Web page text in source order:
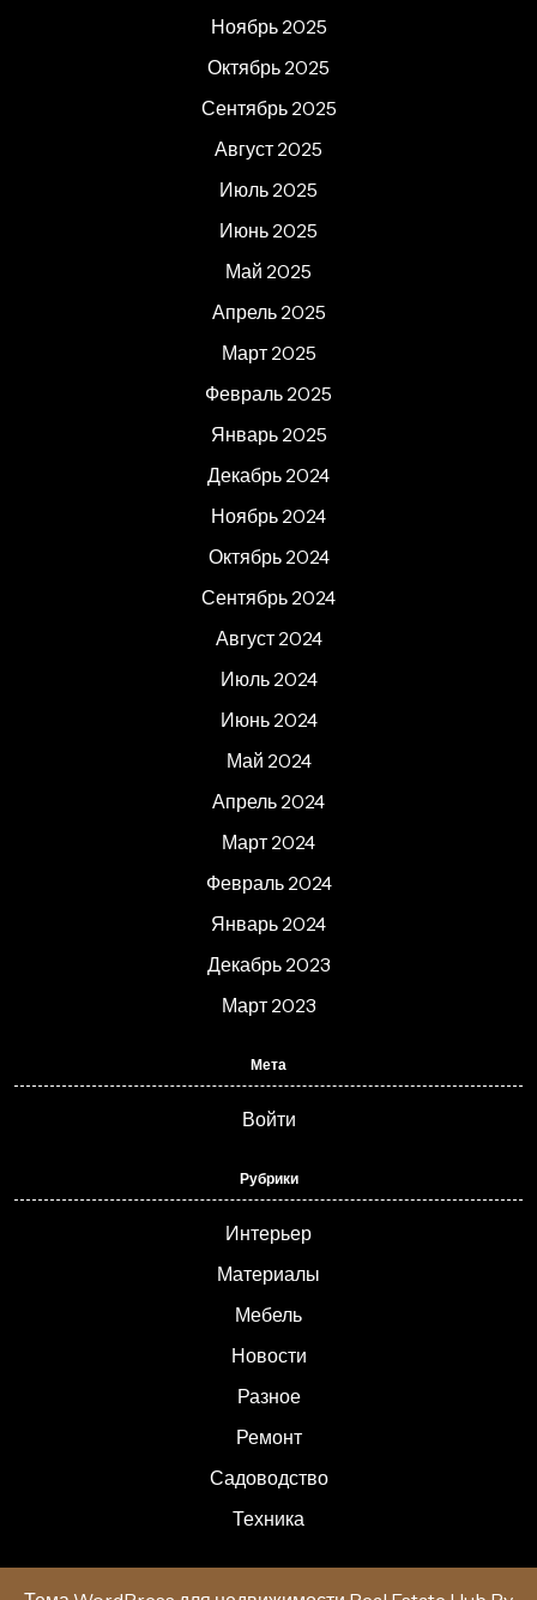
Ноябрь 2025
Октябрь 2025
Сентябрь 2025
Август 2025
Июль 2025
Июнь 2025
Май 2025
Апрель 2025
Март 2025
Февраль 2025
Январь 2025
Декабрь 2024
Ноябрь 2024
Октябрь 2024
Сентябрь 2024
Август 2024
Июль 2024
Июнь 2024
Май 2024
Апрель 2024
Март 2024
Февраль 2024
Январь 2024
Декабрь 2023
Март 2023
Мета
Войти
Рубрики
Интерьер
Материалы
Мебель
Новости
Разное
Ремонт
Садоводство
Техника